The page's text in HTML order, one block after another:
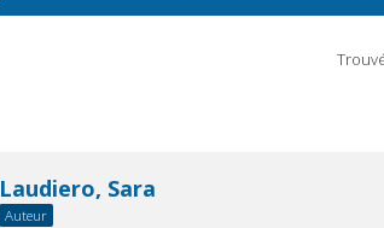
Laudiero, Sara
Auteur